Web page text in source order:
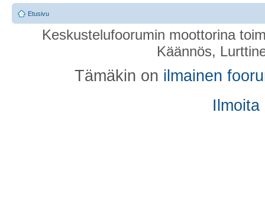
Etusivu
Keskustelufoorumin moottorina
Käännös,
Tämäkin on ilmainen